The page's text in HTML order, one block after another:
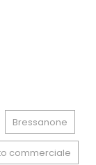
Bressanone
commerciale